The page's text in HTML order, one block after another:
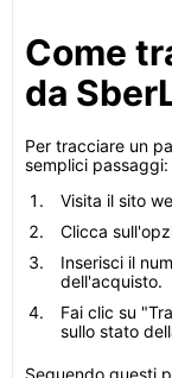
Come
da
Per tracciare un
semplici passaggi:
Visita il sito
Clicca
Inserisci il
dell'acquisto.
Fai clic su
sullo stato
Seguendo questi